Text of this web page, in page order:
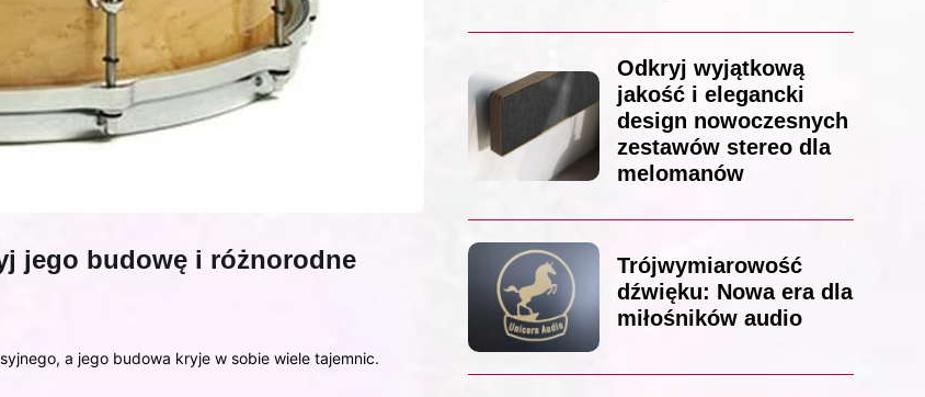
jego budowę i różnorodne
a jego budowa kryje w sobie wiele tajemnic.
Odkryj wyjątkową
jakość i elegancki
design nowoczesnych
zestawów stereo dla
melomanów
Trójwymiarowość
dźwięku: Nowa era dla
miłośników audio